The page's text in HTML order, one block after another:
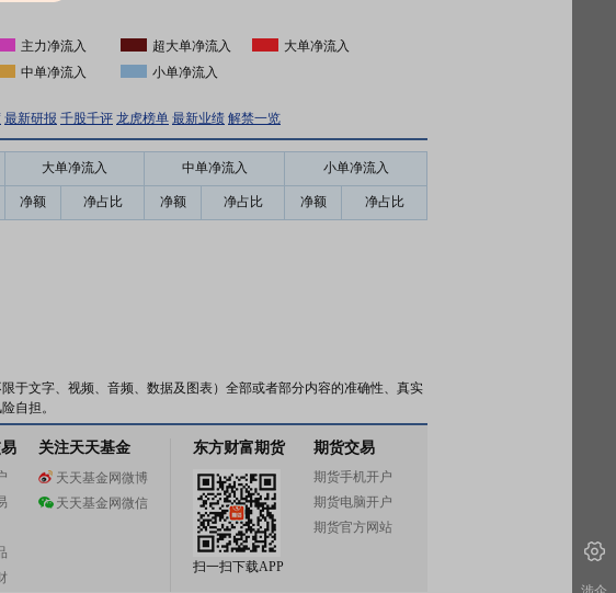
主力净流入 超大单净流入
大单净流入
中单净流入
小单净流入
最新研报 千股千评 龙虎榜单 最新业绩 解禁一览
大单净流入 中单净流入 小单净流入
净额 净占比 净额 净占比 净额 净占比
于文字、视频、音频、数据及图表）全部或者部分内容的准确性、真实
自担。
关注天天基金
天天基金网微博
天天基金网微信
东方财富期货
扫一扫下载APP
期货交易
期货手机开户
期货电脑开户
期货官方网站